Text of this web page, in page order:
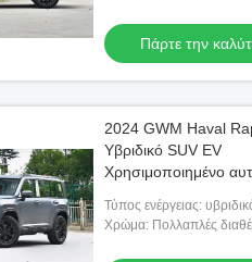
Πάρτε την
2024 GWM Haval
Υβριδικό SUV EV
Χρησιμοποιημένο
Τύπος ενέργειας:
Χρώμα: Πολλαπλές